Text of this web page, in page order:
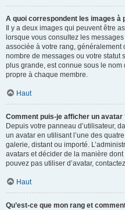
A quoi correspondent les images à
Il y a deux images qui peuvent être
lorsque vous consultez les messages
associée à votre rang,
nombre de messages ou votre statut
plus grande, est connue sous le nom
propre à chaque membre.
Haut
Comment puis-je afficher un avatar
Depuis votre panneau d’utilisateur,
un avatar en utilisant l’une des
galerie, distant ou importé.
avatars et décider de la manière
pouvez pas utiliser d’avatar,
Haut
Qu’est-ce que mon rang et